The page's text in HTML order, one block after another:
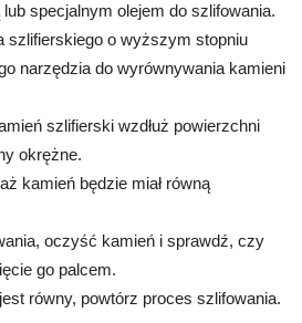
specjalnym olejem do szlifowania.
szlifierskiego o wyższym stopniu
narzędzia do wyrównywania kamieni
szlifierski wzdłuż powierzchni
okrężne.
kamień będzie miał równą
oczyść kamień i sprawdź, czy
go palcem.
równy, powtórz proces szlifowania.